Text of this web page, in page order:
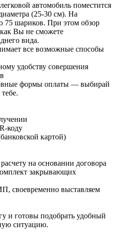
автомобиль поместится
(25-30 см). На
75 шариков. При этом обзор
как Вы не сможете
вида.
все возможные способы
удобству совершения
формы оплаты — выбирай
коду
картой)
на основании договора
закрывающих
своевременно выставляем
и готовы подобрать удобный
ситуацию.